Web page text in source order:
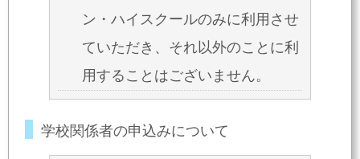
ン・ハイスクールのみに利用させ
ていただき、それ以外のことに利
用することはございません。
学校関係者の申込みについて